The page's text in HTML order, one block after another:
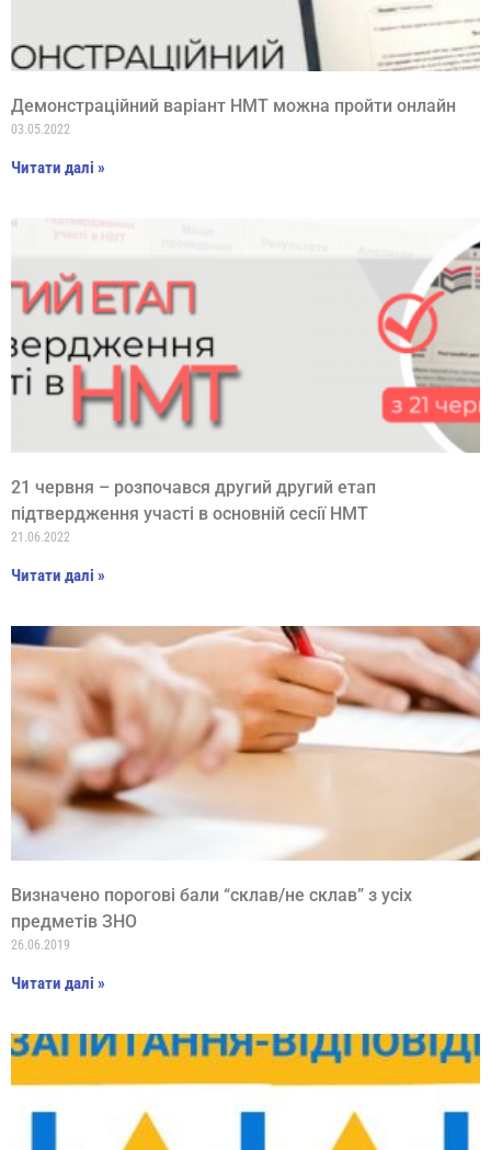
Демонстраційний варіант НМТ можна пройти онлайн
03.05.2022
Читати далі »
21 червня – розпочався другий другий етап
підтвердження участі в основній сесії НМТ
21.06.2022
Читати далі »
Визначено порогові бали “склав/не склав” з усіх
предметів ЗНО
26.06.2019
Читати далі »